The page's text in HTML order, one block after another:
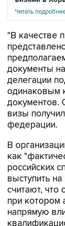
Читать
"В качестве
документы
делегации
одинаковым
документов.
визы
федерации.
В
как
российских
выступить
считают, что
при котором
напрямую